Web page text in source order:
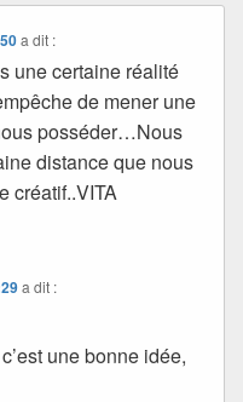
a dit :
une certaine réalité
de mener une
posséder…Nous
distance que nous
créatif..VITA
a dit :
une bonne idée,